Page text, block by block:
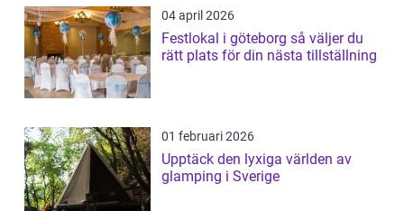
04 april 2026
Festlokal i göteborg så väljer du
rätt plats för din nästa tillställning
01 februari 2026
Upptäck den lyxiga världen av
glamping i Sverige